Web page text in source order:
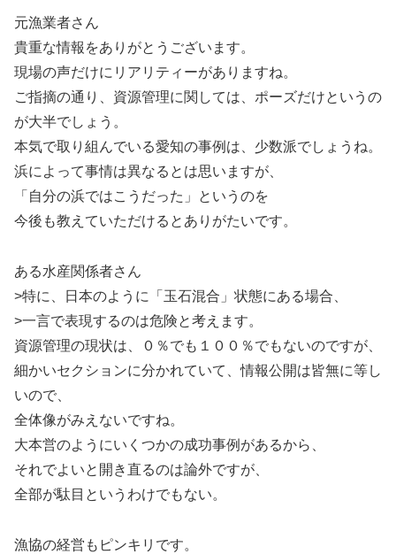
元漁業者さん
貴重な情報をありがとうございます。
現場の声だけにリアリティーがありますね。
ご指摘の通り、資源管理に関しては、ポーズだけというの
が大半でしょう。
本気で取り組んでいる愛知の事例は、少数派でしょうね。
浜によって事情は異なるとは思いますが、
「自分の浜ではこうだった」というのを
今後も教えていただけるとありがたいです。
ある水産関係者さん
>特に、日本のように「玉石混合」状態にある場合、
>一言で表現するのは危険と考えます。
資源管理の現状は、０％でも１００％でもないのですが、
細かいセクションに分かれていて、情報公開は皆無に等し
いので、
全体像がみえないですね。
大本営のようにいくつかの成功事例があるから、
それでよいと開き直るのは論外ですが、
全部が駄目というわけでもない。
漁協の経営もピンキリです。